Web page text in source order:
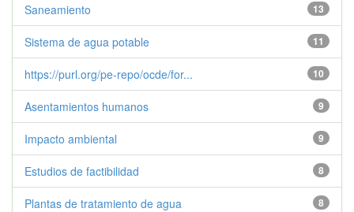
13
Saneamiento
11
Sistema de agua potable
10
https://purl.org/pe-repo/ocde/for...
9
Asentamientos humanos
9
Impacto ambiental
8
Estudios de factibilidad
8
Plantas de tratamiento de agua